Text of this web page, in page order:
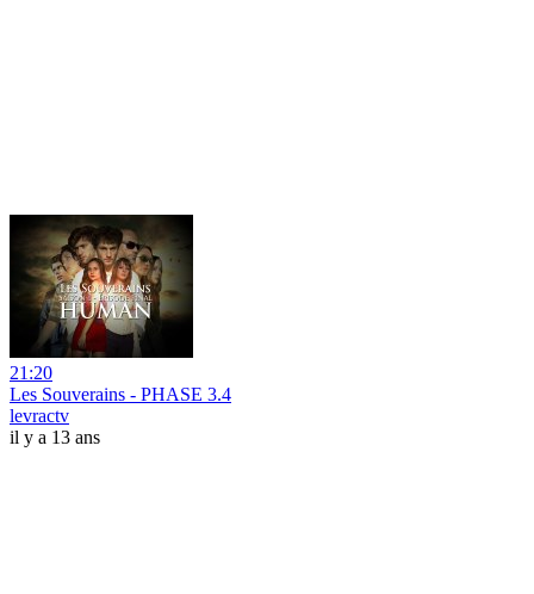
21:20
Les Souverains - PHASE 3.4
levractv
il y a 13 ans